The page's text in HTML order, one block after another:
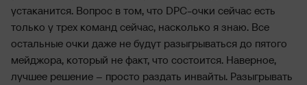
устаканится. Вопрос в том, что DPC-очки сейчас есть
только у трех команд сейчас, насколько я знаю. Все
остальные очки даже не будут разыгрываться до пятого
мейджора, который не факт, что состоится. Наверное,
лучшее решение – просто раздать инвайты. Разыгрывать